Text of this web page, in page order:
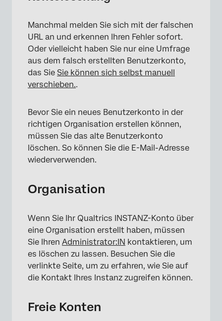
Manchmal melden Sie sich mit der falschen
URL an und erkennen Ihren Fehler sofort.
Oder vielleicht haben Sie nur eine Umfrage
aus dem falsch erstellten Benutzerkonto,
das Sie Sie können sich selbst manuell
verschieben..
Bevor Sie ein neues Benutzerkonto in der
richtigen Organisation erstellen können,
müssen Sie das alte Benutzerkonto
löschen. So können Sie die E-Mail-Adresse
wiederverwenden.
Organisation
Wenn Sie Ihr Qualtrics INSTANZ-Konto über
eine Organisation erstellt haben, müssen
Sie Ihren Administrator:IN kontaktieren, um
es löschen zu lassen. Besuchen Sie die
verlinkte Seite, um zu erfahren, wie Sie auf
die Kontakt Ihres Instanz zugreifen können.
Freie Konten